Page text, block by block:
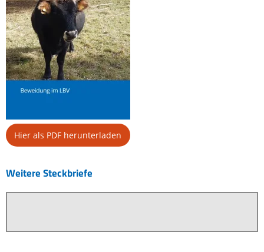
Hier als PDF herunterladen
Weitere Steckbriefe